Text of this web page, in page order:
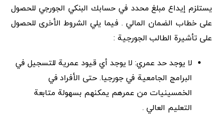
يستلزم إيداع مبلغ محدد في حسابك البنكي الجورجي للحصول
على خطاب الضمان المالي . فيما يلي الشروط الأخرى للحصول
على تأشيرة الطالب الجورجية :
لا يوجد حد عمري: لا يوجد أي قيود عمرية للتسجيل في
البرامج الجامعية في جورجيا. حتى الأفراد في
الخمسينيات من عمرهم يمكنهم بسهولة متابعة
التعليم العالي .